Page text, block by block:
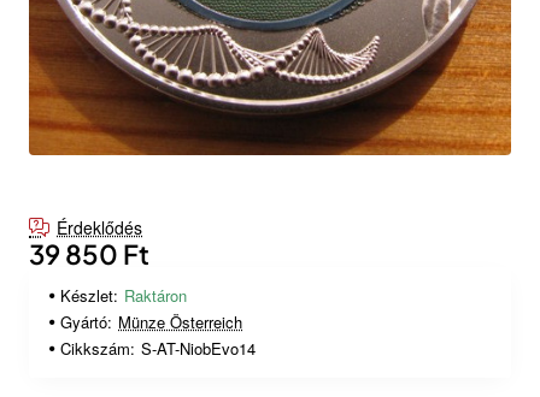
Érdeklődés
39 850 Ft
Készlet: Raktáron
Gyártó: Münze Österreich
Cikkszám: S-AT-NiobEvo14